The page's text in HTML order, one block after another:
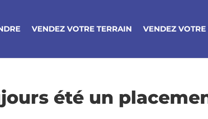
VENDEZ VOTRE TERRAIN VENDEZ
été un